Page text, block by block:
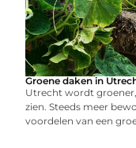
Groene daken in
Utrecht wordt
zien. Steeds meer
voordelen van een